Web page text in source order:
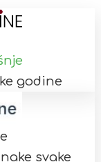
godine
svake